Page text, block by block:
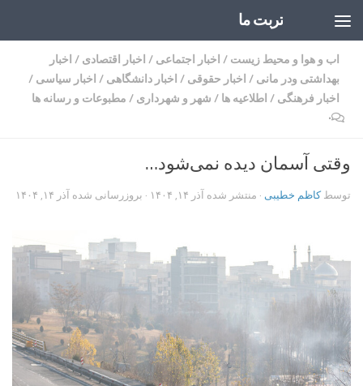
تربت ما
اب و هوا و محیط زیست / اخبار اجتماعی / اخبار اقتصادی / اخبار
بهداشتی ودر مانی / اخبار حقوقی / اخبار دانشگاهی / اخبار سیاسی /
اخبار فرهنگی / اطلاعیه ها / شهر و شهرداری / مطبوعات و رسانه ها
۰
وقتی آسمان دیده نمی‌شود…
توسطکاظم خطیبی · منتشر شده آذر ۱۴, ۱۴۰۴ · بروزرسانی شده آذر ۱۴, ۱۴۰۴